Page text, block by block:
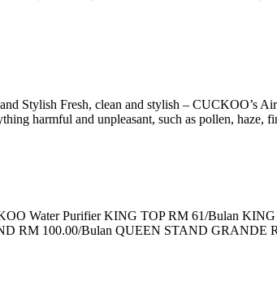
Fresh, clean and stylish – CUCKOO’s
harmful and unpleasant, such as pollen, haze,
Water Purifier KING TOP RM 61/Bulan
RM 100.00/Bulan QUEEN STAND GRANDE